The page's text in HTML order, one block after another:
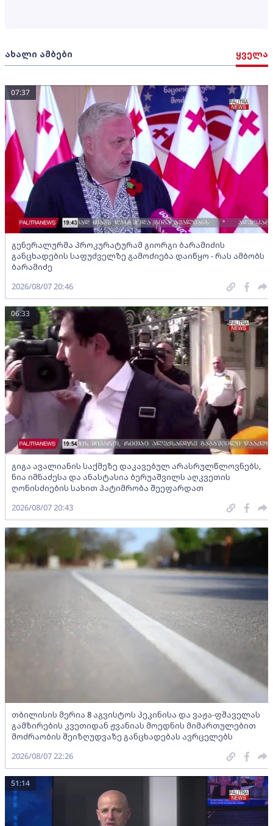
ახალი ამბები ყველა
გენერალურმა პროკურატურამ გიორგი ბარამიძის
განცხადების საფუძველზე გამოძიება დაიწყო - რას ამბობს
ბარამიძე
07:37
2026/08/07 20:46
გიგა ავალიანის საქმეზე დაკავებულ არასრულწლოვნებს,
ნია იმნაძესა და ანასტასია ბერუაშვილს აღკვეთის
ღონისძიების სახით პატიმრობა შეეფარდათ
06:33
2026/08/07 20:43
თბილისის მერია 8 აგვისტოს პეკინისა და ვაჟა-ფშაველას
გამზირების კვეთიდან ჟვანიას მოედნის მიმართულებით
მოძრაობის შეიზღუდვაზე განცხადებას ავრცელებს
2026/08/07 22:26
51:14